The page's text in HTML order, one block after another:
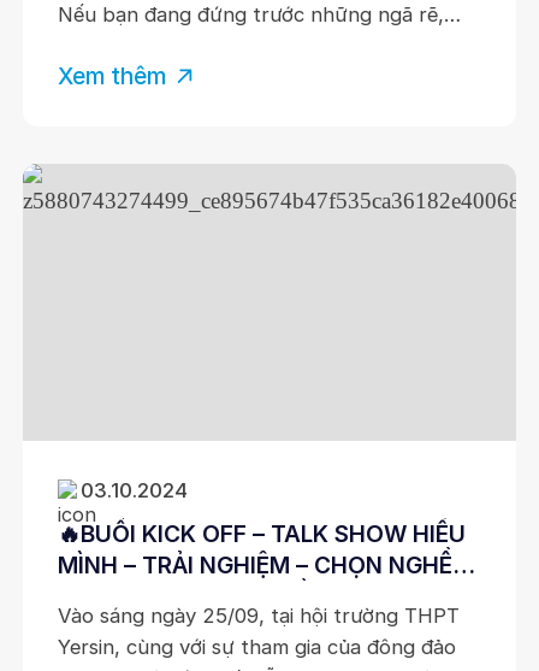
Nếu bạn đang đứng trước những ngã rẽ,
muốn sống một hành trình thật ý nghĩa, thì
Xem thêm
03.10.2024
🔥BUỔI KICK OFF – TALK SHOW HIỂU
MÌNH – TRẢI NGHIỆM – CHỌN NGHỀ
TRƯỜNG THPT YERSIN🔥
Vào sáng ngày 25/09, tại hội trường THPT
Yersin, cùng với sự tham gia của đông đảo